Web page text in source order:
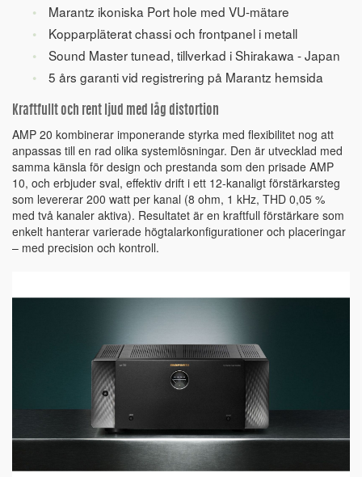
Marantz ikoniska Port hole med VU-mätare
Kopparpläterat chassi och frontpanel i metall
Sound Master tunead, tillverkad i Shirakawa - Japan
5 års garanti vid registrering på Marantz hemsida
Kraftfullt och rent ljud med låg distortion
AMP 20 kombinerar imponerande styrka med flexibilitet nog att
anpassas till en rad olika systemlösningar. Den är utvecklad med
samma känsla för design och prestanda som den prisade AMP
10, och erbjuder sval, effektiv drift i ett 12-kanaligt förstärkarsteg
som levererar 200 watt per kanal (8 ohm, 1 kHz, THD 0,05 %
med två kanaler aktiva). Resultatet är en kraftfull förstärkare som
enkelt hanterar varierade högtalarkonfigurationer och placeringar
– med precision och kontroll.